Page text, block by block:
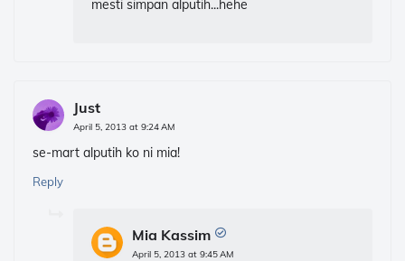
mesti simpan alputih...hehe
Just
April 5, 2013 at 9:24 AM
se-mart alputih ko ni mia!
Reply
Mia Kassim
April 5, 2013 at 9:45 AM